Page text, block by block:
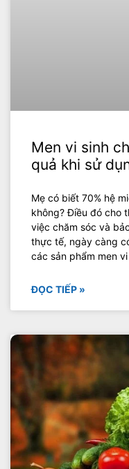
Men vi sinh
quả khi sử
Mẹ có biết 70% hệ
không? Điều đó cho
việc chăm sóc và
thực tế, ngày càng
các sản phẩm men vi
ĐỌC TIẾP »